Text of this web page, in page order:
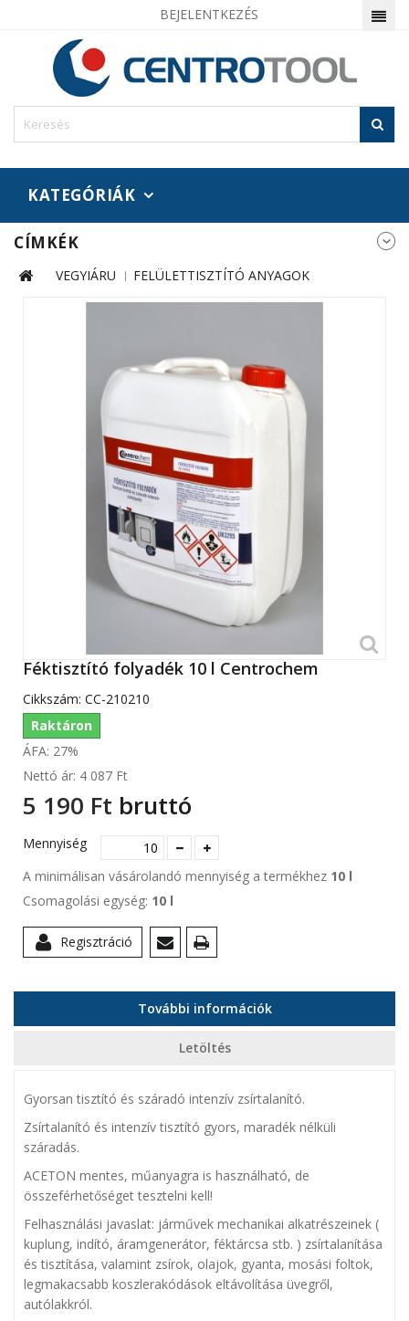
BEJELENTKEZÉS
KATEGÓRIÁK
CÍMKÉK
VEGYIÁRU FELÜLETTISZTÍTÓ ANYAGOK
Féktisztító folyadék 10 l Centrochem
Cikkszám: CC-210210
Raktáron
ÁFA: 27%
Nettó ár: 4 087 Ft‎
5 190 Ft‎ bruttó
Mennyiség
A minimálisan vásárolandó mennyiség a termékhez 10 l
Csomagolási egység: 10 l
Regisztráció
További információk
Letöltés
Gyorsan tisztító és száradó intenzív zsírtalanító.
Zsírtalanító és intenzív tisztító gyors, maradék nélküli
száradás.
ACETON mentes, műanyagra is használható, de
összeférhetőséget tesztelni kell!
Felhasználási javaslat: járművek mechanikai alkatrészeinek (
kuplung, indító, áramgenerátor, féktárcsa stb. ) zsírtalanítása
és tisztítása, valamint zsírok, olajok, gyanta, mosási foltok,
legmakacsabb koszlerakódások eltávolítása üvegről,
autólakkról.